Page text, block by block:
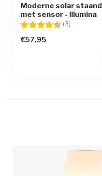
Moderne solar
met sensor - Illumina
Beoordeling: (3)
€57,95